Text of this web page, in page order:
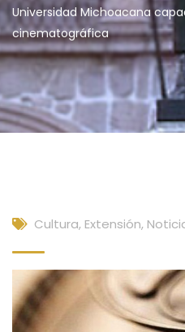
Universidad Michoacana
cinematográfica
Cultura, Extensión,